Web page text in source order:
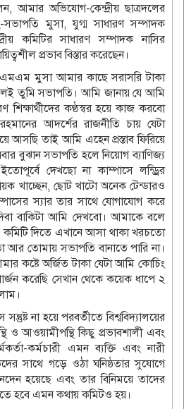
আমার অভিযোগ-কেন্দ্রীয় ছাত্রদলের
সভাপতি মুসা, যুগ্ম সাধারণ সম্পাদক
কমিটির সাধারণ সম্পাদক নাসির
প্রভাব বিস্তার করেছেন।
মুসা আমার কাছে সরাসরি টাকা
তুমি সভাপতি। আমি জানায় যে আমি
শিক্ষার্থীদের কণ্ঠস্বর হয়ে কাজ করবো
আদর্শের রাজনীতি চায় যেটা
আসছি তাই আমি এহেন প্রস্তাব ফিরিয়ে
বুঝান সভাপতি হলে নিয়োগ ব্যাণিজ্য
দেখছো না কাম্পাসে লন্ড্রির
খাচ্ছেন, ছোট খাটো অনেক টেন্ডারও
স্যার তার সাথে যোগাযোগ করে
বাকিটা আমি দেখবো। আমাকে বলে
দিতে এখানে আসা থাকা খরচতো
আর তোমায় সভাপতি বানাতে পারি না।
কষ্টে অর্জিত টাকা যেটা আমি কোচিং
করেছি সেখান থেকে কয়েক ধাপে ২
না হয়ে পরবর্তীতে ‎বিশ্ববিদ্যালয়ের
ও আওয়ামীপন্থি কিছু প্রভাবশালী এবং
কর্মচারী এমন ব্যক্তি এবং নারী
সাথে গড়ে ওঠা ঘনিষ্ঠতার সুযোগে
হয়েছে এবং তার বিনিময়ে তাদের
হবে এমন কথায় কমিটও হয়।